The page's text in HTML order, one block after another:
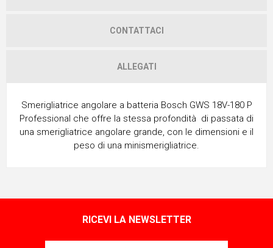
CONTATTACI
ALLEGATI
Smerigliatrice angolare a batteria Bosch GWS 18V-180 P
Professional che offre la stessa profondità di passata di
una smerigliatrice angolare grande, con le dimensioni e il
peso di una minismerigliatrice.
RICEVI LA NEWSLETTER